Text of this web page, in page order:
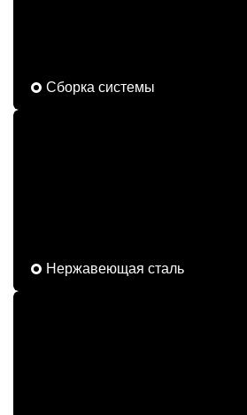
Сборка системы
Нержавеющая сталь